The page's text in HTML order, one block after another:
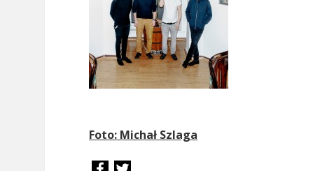
Foto: Michał Szlaga